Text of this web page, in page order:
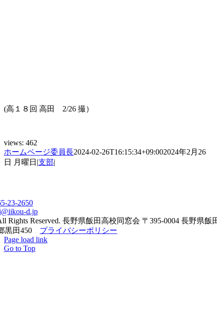
(高１８回 高田 2/26 撮）
views: 462
ホームページ委員長2024-02-26T16:15:34+09:002024年2月26
日 月曜日 |支部|
23-2650
d.jp
Rights Reserved. 長野県飯田高校同窓会 〒395-0004 長野県飯
黒田450 プライバシーポリシー
Page load link
Go to Top